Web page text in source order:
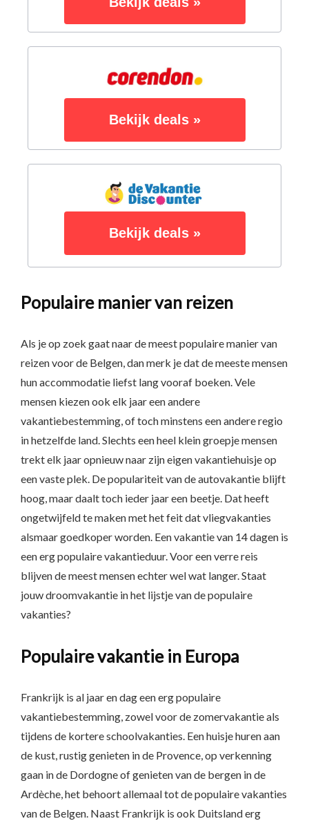
Bekijk deals »
Bekijk deals »
Populaire manier van reizen
Als je op zoek gaat naar de meest populaire manier van
reizen voor de Belgen, dan merk je dat de meeste mensen
hun accommodatie liefst lang vooraf boeken. Vele
mensen kiezen ook elk jaar een andere
vakantiebestemming, of toch minstens een andere regio
in hetzelfde land. Slechts een heel klein groepje mensen
trekt elk jaar opnieuw naar zijn eigen vakantiehuisje op
een vaste plek. De populariteit van de autovakantie blijft
hoog, maar daalt toch ieder jaar een beetje. Dat heeft
ongetwijfeld te maken met het feit dat vliegvakanties
alsmaar goedkoper worden. Een vakantie van 14 dagen is
een erg populaire vakantieduur. Voor een verre reis
blijven de meest mensen echter wel wat langer. Staat
jouw droomvakantie in het lijstje van de populaire
vakanties?
Populaire vakantie in Europa
Frankrijk is al jaar en dag een erg populaire
vakantiebestemming, zowel voor de zomervakantie als
tijdens de kortere schoolvakanties. Een huisje huren aan
de kust, rustig genieten in de Provence, op verkenning
gaan in de Dordogne of genieten van de bergen in de
Ardèche, het behoort allemaal tot de populaire vakanties
van de Belgen. Naast Frankrijk is ook Duitsland erg